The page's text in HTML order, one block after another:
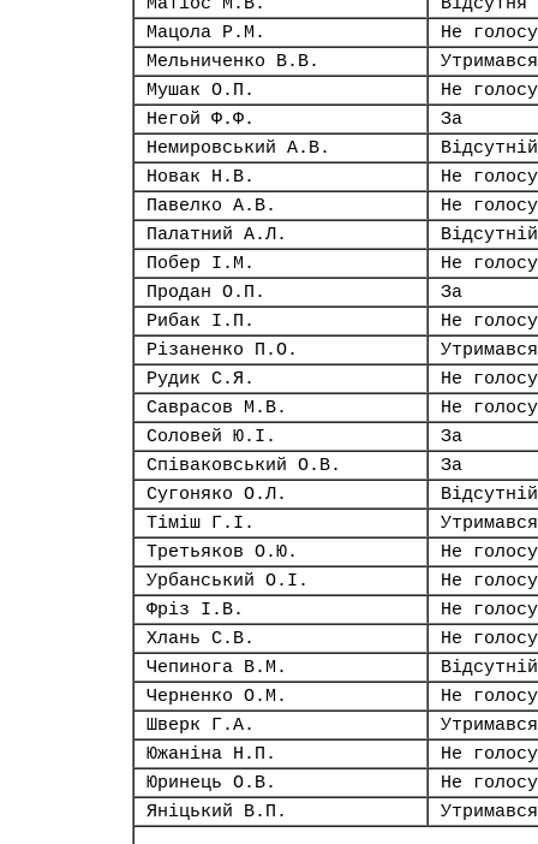
Мацола Р.М.
Не
Мельниченко В.В.
Утримався
Мушак О.П.
Не
Негой Ф.Ф.
За
Немировський А.В.
Відсутній
Новак Н.В.
Не
Павелко А.В.
Не
Палатний А.Л.
Відсутній
Побер І.М.
Не
Продан О.П.
За
Рибак І.П.
Не
Різаненко П.О.
Утримався
Рудик С.Я.
Не
Саврасов М.В.
Не
Соловей Ю.І.
За
Співаковський О.В.
За
Сугоняко О.Л.
Відсутній
Тіміш Г.І.
Утримався
Третьяков О.Ю.
Не
Урбанський О.І.
Не
Фріз І.В.
Не
Хлань С.В.
Не
Чепинога В.М.
Відсутній
Черненко О.М.
Не
Шверк Г.А.
Утримався
Южаніна Н.П.
Не
Юринець О.В.
Не
Яніцький В.П.
Утримався